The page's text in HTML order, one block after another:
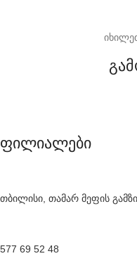
ფილიალები
თბილისი, თამარ მეფის
577 69 52 48